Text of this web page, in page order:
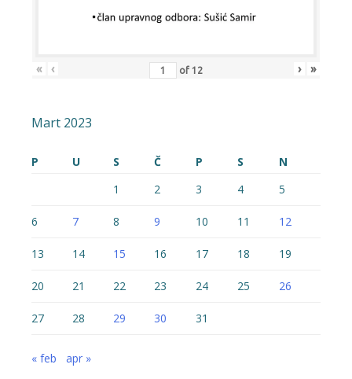
« ‹ of 12 › »
Mart 2023
P U S Č P S
N
1
2 3 4 5
6 7 8 9 10 11 12
13 14 15 16 17 18 19
20 21 22 23 24 25 26
27 28 29 30 31
« feb apr »